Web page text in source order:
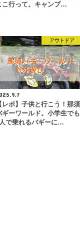
こ行って。キャンプ…
アウトドア
レポ】子供と行こう！那須
ギーワールド。小学生でも
で乗れるバギーに…